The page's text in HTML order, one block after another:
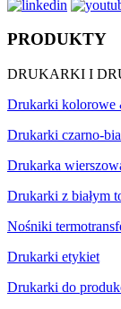
PRODUKTY
DRUKARKI I
Drukarki kolorowe
Drukarki czarno-
Drukarka
Drukarki z białym
Nośniki
Drukarki etykiet
Drukarki do